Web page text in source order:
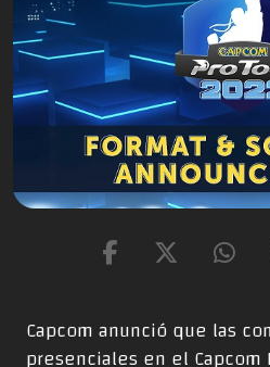
Capcom anunció que las
presenciales en el Capcom